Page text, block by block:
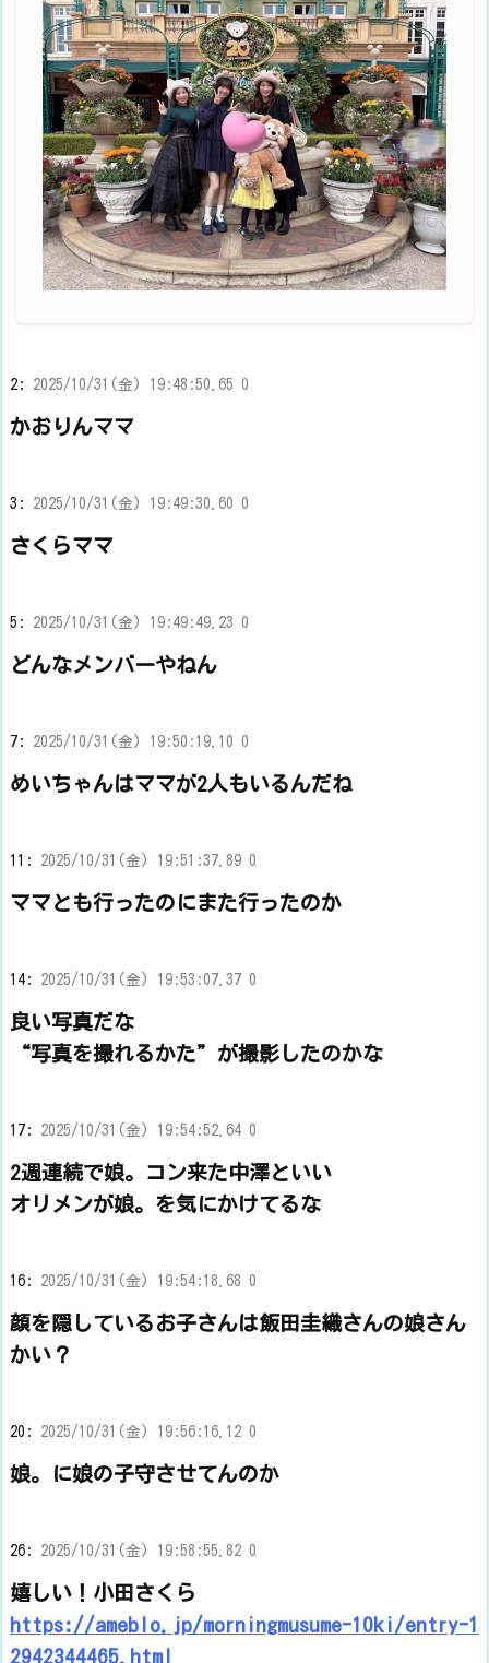
2: 2025/10/31(金) 19:48:50.65 0
かおりんママ
3: 2025/10/31(金) 19:49:30.60 0
さくらママ
5: 2025/10/31(金) 19:49:49.23 0
どんなメンバーやねん
7: 2025/10/31(金) 19:50:19.10 0
めいちゃんはママが2人もいるんだね
11: 2025/10/31(金) 19:51:37.89 0
ママとも行ったのにまた行ったのか
14: 2025/10/31(金) 19:53:07.37 0
良い写真だな
“写真を撮れるかた”が撮影したのかな
17: 2025/10/31(金) 19:54:52.64 0
2週連続で娘。コン来た中澤といい
オリメンが娘。を気にかけてるな
16: 2025/10/31(金) 19:54:18.68 0
顔を隠しているお子さんは飯田圭織さんの娘さん
かい？
20: 2025/10/31(金) 19:56:16.12 0
娘。に娘の子守させてんのか
26: 2025/10/31(金) 19:58:55.82 0
嬉しい！小田さくら
https://ameblo.jp/morningmusume-10ki/entry-1
2942344465.html